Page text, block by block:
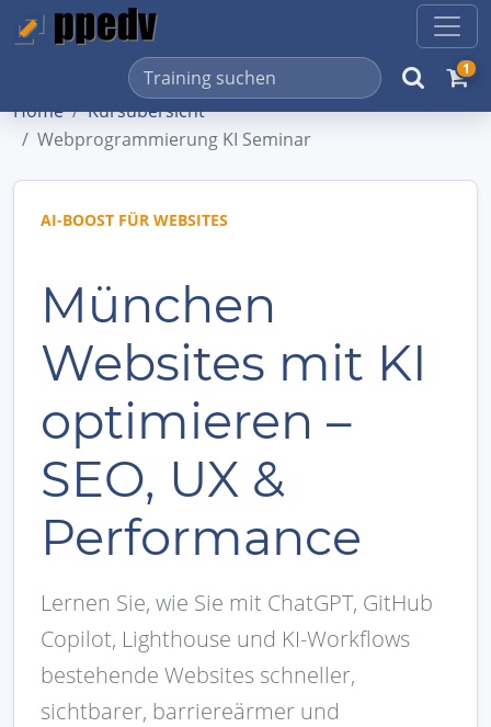
1
Home
Kursübersicht
Webprogrammierung KI Seminar
AI-BOOST FÜR WEBSITES
München
Websites mit KI
optimieren –
SEO, UX &
Performance
Lernen Sie, wie Sie mit ChatGPT, GitHub
Copilot, Lighthouse und KI-Workflows
bestehende Websites schneller,
sichtbarer, barriereärmer und